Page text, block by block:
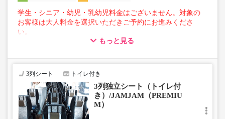
学生・シニア・幼児・乳幼児料金はございません。対象の
お客様は大人料金を選択いただきご予約にお進みくださ
い。
■トランクにてお預かりできる荷物
・3辺合計160cm以内、かつ10kg以下のものをおひとり様1
■お預かりできない荷物（貴重品以外は車内持ち込みも不
可）
楽器・自転車（折りたたみ含む）・ボード等の大きな荷
もっと見る
3列シート トイレ付き
3列独立シート（トイレ付
き）/JAMJAM（PREMIU
M）